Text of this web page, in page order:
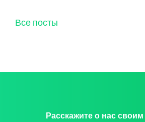
Все посты
Расскажите о нас